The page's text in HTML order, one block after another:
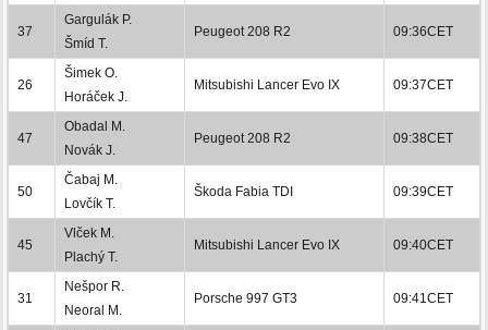
37
Gargulák P.
Šmíd T.
Peugeot 208 R2 09:36CET
26
Šimek O.
Horáček J.
Mitsubishi Lancer Evo IX 09:37CET
47
Obadal M.
Novák J.
Peugeot 208 R2 09:38CET
50
Čabaj M.
Lovčík T.
Škoda Fabia TDI 09:39CET
45
Vlček M.
Plachý T.
Mitsubishi Lancer Evo IX 09:40CET
31
Nešpor R.
Neoral M.
Porsche 997 GT3 09:41CET